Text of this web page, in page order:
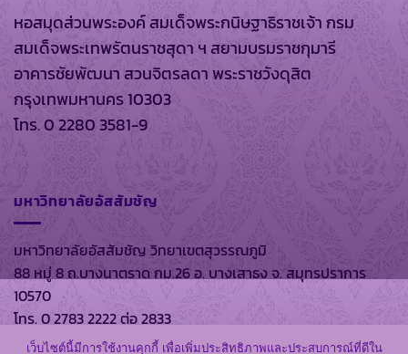
หอสมุดส่วนพระองค์ สมเด็จพระกนิษฐาธิราชเจ้า กรม
สมเด็จพระเทพรัตนราชสุดา ฯ สยามบรมราชกุมารี
อาคารชัยพัฒนา สวนจิตรลดา พระราชวังดุสิต
กรุงเทพมหานคร 10303
โทร. 0 2280 3581-9
มหาวิทยาลัยอัสสัมชัญ
มหาวิทยาลัยอัสสัมชัญ วิทยาเขตสุวรรณภูมิ
88 หมู่ 8 ถ.บางนาตราด กม.26 อ. บางเสาธง จ. สมุทรปราการ
10570
โทร. 0 2783 2222 ต่อ 2833
เว็บไซต์นี้มีการใช้งานคุกกี้ เพื่อเพิ่มประสิทธิภาพและประสบการณ์ที่ดีใน